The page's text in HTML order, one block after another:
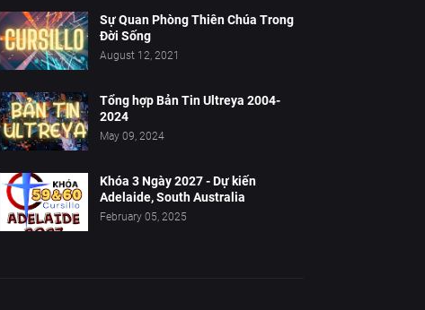
Sự Quan Phòng Thiên Chúa Trong
Đời Sống
August 12, 2021
Tổng hợp Bản Tin Ultreya 2004-
2024
May 09, 2024
Khóa 3 Ngày 2027 - Dự kiến
Adelaide, South Australia
February 05, 2025